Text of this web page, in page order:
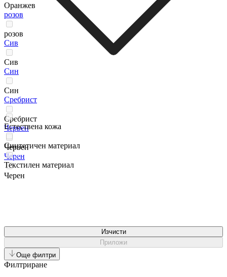
Оранжев
розов
розов
Сив
Сив
Син
Син
Сребрист
Сребрист
Червен
Червен
Черен
Черен
Естествена кожа
Синтетичен материал
Текстилен материал
Изчисти
Приложи
Още филтри
Филтриране